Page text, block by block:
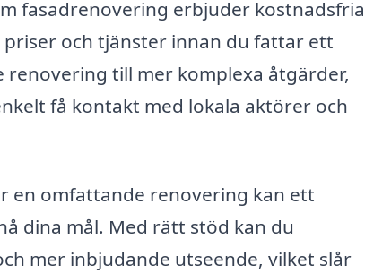
fasadrenovering erbjuder kostnadsfria
och tjänster innan du fattar ett
till mer komplexa åtgärder,
få kontakt med lokala aktörer och
en omfattande renovering kan ett
dina mål. Med rätt stöd kan du
mer inbjudande utseende, vilket slår